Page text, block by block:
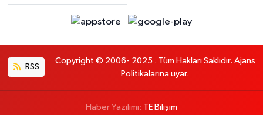
RSS
Copyright © 2006- 2025 . Tüm Hakları Saklıdır. Ajans
Politikalarına uyar.
Haber Yazılımı: TE Bilişim